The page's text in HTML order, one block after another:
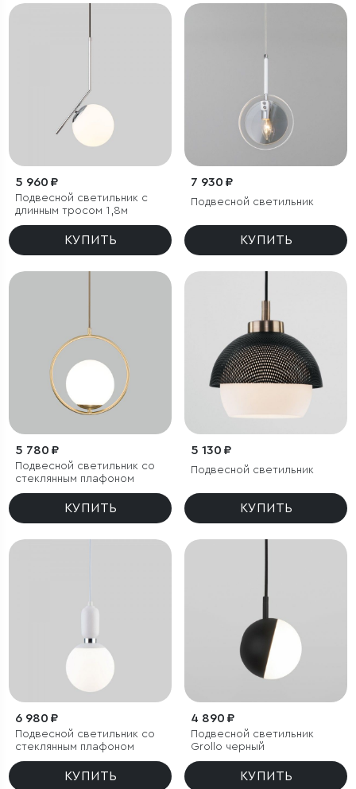
5 960 ₽
Подвесной светильник с
длинным тросом 1,8м
КУПИТЬ
7 930 ₽
Подвесной светильник
КУПИТЬ
5 780 ₽
Подвесной светильник со
стеклянным плафоном
КУПИТЬ
5 130 ₽
Подвесной светильник
КУПИТЬ
6 980 ₽
Подвесной светильник со
стеклянным плафоном
КУПИТЬ
4 890 ₽
Подвесной светильник
Grollo черный
КУПИТЬ